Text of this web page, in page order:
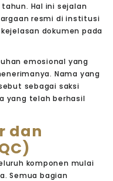
Hal ini sejalan
resmi di institusi
dokumen pada
emosional yang
Nama yang
sebagai saksi
yang telah berhasil
dan
komponen mulai
Semua bagian